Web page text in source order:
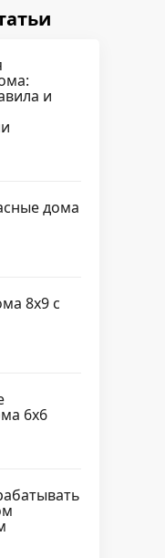
и
дома
8х9 с
6х6